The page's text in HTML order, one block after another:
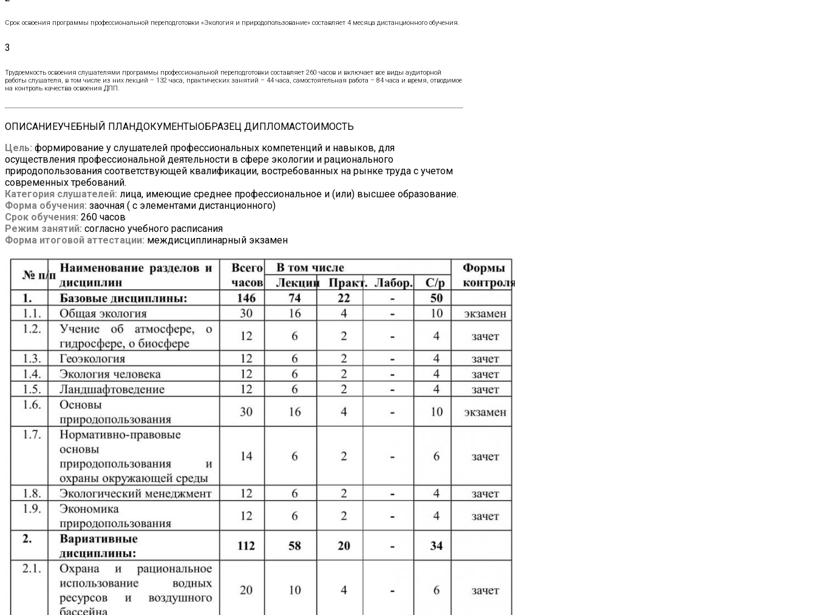
Срок освоения программы профессиональной переподготовки «Экология и природопользование» составляет 4 месяца дистанционного обучения.
3
Трудоемкость освоения слушателями программы профессиональной переподготовки составляет 260 часов и включает все виды аудиторной
работы слушателя, в том числе из них лекций – 132 часа, практических занятий – 44 часа, самостоятельная работа – 84 часа и время, отводимое
на контроль качества освоения ДПП.
ОПИСАНИЕУЧЕБНЫЙ ПЛАНДОКУМЕНТЫОБРАЗЕЦ ДИПЛОМАСТОИМОСТЬ
Цель: формирование у слушателей профессиональных компетенций и навыков, для
осуществления профессиональной деятельности в сфере экологии и рационального
природопользования соответствующей квалификации, востребованных на рынке труда с учетом
современных требований.
Категория слушателей: лица, имеющие среднее профессиональное и (или) высшее образование.
Форма обучения: заочная ( с элементами дистанционного)
Срок обучения: 260 часов
Режим занятий: согласно учебного расписания
Форма итоговой аттестации: междисциплинарный экзамен